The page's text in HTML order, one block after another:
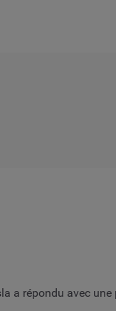
a répondu avec une